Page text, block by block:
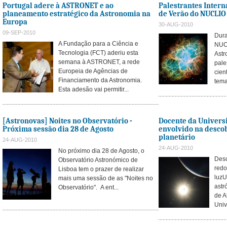
Portugal adere à ASTRONET e ao
planeamento estratégico da Astronomia na
Europa
09-SEP-2010
A Fundação para a Ciência e
Tecnologia (FCT) aderiu esta
semana à ASTRONET, a rede
Europeia de Agências de
Financiamento da Astronomia.
Esta adesão vai permitir...
Palestrantes
de Verão do NUCLIO
30-AUG-2010
[Astronovas] Noites no Observatório -
Próxima sessão dia 28 de Agosto
24-AUG-2010
No próximo dia 28 de Agosto, o
Observatório Astronómico de
Lisboa tem o prazer de realizar
mais uma sessão de as "Noites no
Observatório". A ent...
Docente da
envolvido na
planetário
24-AUG-2010
de